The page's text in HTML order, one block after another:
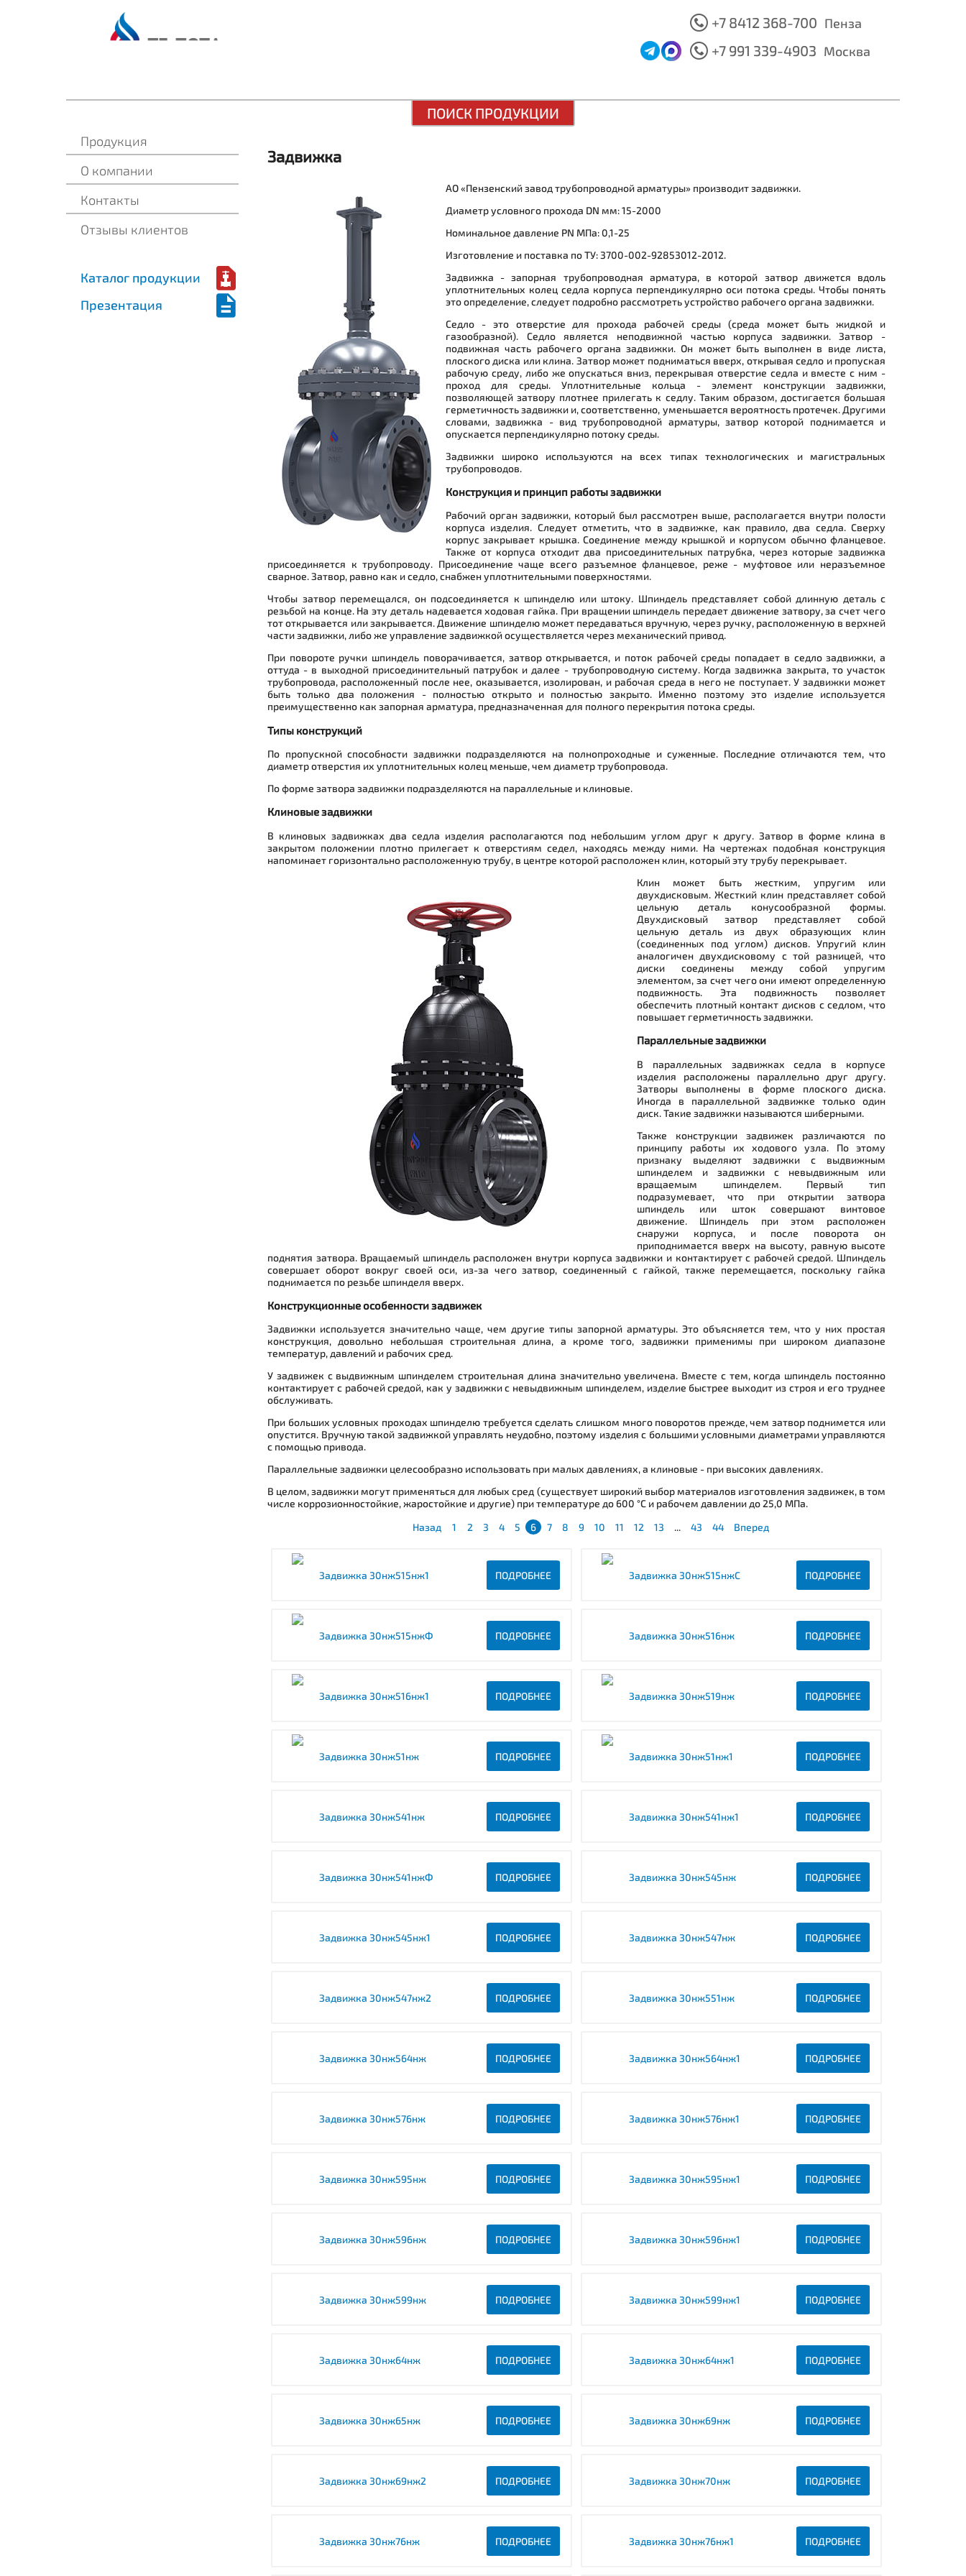
+7 8412 368-700 Пенза
+7 991 339-4903 Москва
ПОИСК ПРОДУКЦИИ
Задвижка
АО «Пензенский завод трубопроводной арматуры» производит задвижки.
Диаметр условного прохода DN мм: 15-2000
Номинальное давление PN МПа: 0,1-25
Изготовление и поставка по ТУ: 3700-002-92853012-2012.
Задвижка - запорная трубопроводная арматура, в которой затвор движется вдоль
уплотнительных колец седла корпуса перпендикулярно оси потока среды. Чтобы понять
это определение, следует подробно рассмотреть устройство рабочего органа задвижки.
Седло - это отверстие для прохода рабочей среды (среда может быть жидкой и
газообразной). Седло является неподвижной частью корпуса задвижки. Затвор -
подвижная часть рабочего органа задвижки. Он может быть выполнен в виде листа,
плоского диска или клина. Затвор может подниматься вверх, открывая седло и пропуская
рабочую среду, либо же опускаться вниз, перекрывая отверстие седла и вместе с ним -
проход для среды. Уплотнительные кольца - элемент конструкции задвижки,
позволяющей затвору плотнее прилегать к седлу. Таким образом, достигается большая
герметичность задвижки и, соответственно, уменьшается вероятность протечек. Другими
словами, задвижка - вид трубопроводной арматуры, затвор которой поднимается и
опускается перпендикулярно потоку среды.
Задвижки широко используются на всех типах технологических и магистральных
трубопроводов.
Конструкция и принцип работы задвижки
Рабочий орган задвижки, который был рассмотрен выше, располагается внутри полости
корпуса изделия. Следует отметить, что в задвижке, как правило, два седла. Сверху
корпус закрывает крышка. Соединение между крышкой и корпусом обычно фланцевое.
Также от корпуса отходит два присоединительных патрубка, через которые задвижка
присоединяется к трубопроводу. Присоединение чаще всего разъемное фланцевое, реже - муфтовое или неразъемное
сварное. Затвор, равно как и седло, снабжен уплотнительными поверхностями.
Чтобы затвор перемещался, он подсоединяется к шпинделю или штоку. Шпиндель представляет собой длинную деталь с
резьбой на конце. На эту деталь надевается ходовая гайка. При вращении шпиндель передает движение затвору, за счет чего
тот открывается или закрывается. Движение шпинделю может передаваться вручную, через ручку, расположенную в верхней
части задвижки, либо же управление задвижкой осуществляется через механический привод.
При повороте ручки шпиндель поворачивается, затвор открывается, и поток рабочей среды попадает в седло задвижки, а
оттуда - в выходной присоединительный патрубок и далее - трубопроводную систему. Когда задвижка закрыта, то участок
трубопровода, расположенный после нее, оказывается, изолирован, и рабочая среда в него не поступает. У задвижки может
быть только два положения - полностью открыто и полностью закрыто. Именно поэтому это изделие используется
преимущественно как запорная арматура, предназначенная для полного перекрытия потока среды.
Типы конструкций
По пропускной способности задвижки подразделяются на полнопроходные и суженные. Последние отличаются тем, что
диаметр отверстия их уплотнительных колец меньше, чем диаметр трубопровода.
По форме затвора задвижки подразделяются на параллельные и клиновые.
Клиновые задвижки
В клиновых задвижках два седла изделия располагаются под небольшим углом друг к другу. Затвор в форме клина в
закрытом положении плотно прилегает к отверстиям седел, находясь между ними. На чертежах подобная конструкция
напоминает горизонтально расположенную трубу, в центре которой расположен клин, который эту трубу перекрывает.
Клин может быть жестким, упругим или
двухдисковым. Жесткий клин представляет собой
цельную деталь конусообразной формы.
Двухдисковый затвор представляет собой
цельную деталь из двух образующих клин
(соединенных под углом) дисков. Упругий клин
аналогичен двухдисковому с той разницей, что
диски соединены между собой упругим
элементом, за счет чего они имеют определенную
подвижность. Эта подвижность позволяет
обеспечить плотный контакт дисков с седлом, что
повышает герметичность задвижки.
Параллельные задвижки
В параллельных задвижках седла в корпусе
изделия расположены параллельно друг другу.
Затворы выполнены в форме плоского диска.
Иногда в параллельной задвижке только один
диск. Такие задвижки называются шиберными.
Также конструкции задвижек различаются по
принципу работы их ходового узла. По этому
признаку выделяют задвижки с выдвижным
шпинделем и задвижки с невыдвижным или
вращаемым шпинделем. Первый тип
подразумевает, что при открытии затвора
шпиндель или шток совершают винтовое
движение. Шпиндель при этом расположен
снаружи корпуса, и после поворота он
приподнимается вверх на высоту, равную высоте
поднятия затвора. Вращаемый шпиндель расположен внутри корпуса задвижки и контактирует с рабочей средой. Шпиндель
совершает оборот вокруг своей оси, из-за чего затвор, соединенный с гайкой, также перемещается, поскольку гайка
поднимается по резьбе шпинделя вверх.
Конструкционные особенности задвижек
Задвижки используется значительно чаще, чем другие типы запорной арматуры. Это объясняется тем, что у них простая
конструкция, довольно небольшая строительная длина, а кроме того, задвижки применимы при широком диапазоне
температур, давлений и рабочих сред.
У задвижек с выдвижным шпинделем строительная длина значительно увеличена. Вместе с тем, когда шпиндель постоянно
контактирует с рабочей средой, как у задвижки с невыдвижным шпинделем, изделие быстрее выходит из строя и его труднее
обслуживать.
При больших условных проходах шпинделю требуется сделать слишком много поворотов прежде, чем затвор поднимется или
опустится. Вручную такой задвижкой управлять неудобно, поэтому изделия с большими условными диаметрами управляются
с помощью привода.
Параллельные задвижки целесообразно использовать при малых давлениях, а клиновые - при высоких давлениях.
В целом, задвижки могут применяться для любых сред (существует широкий выбор материалов изготовления задвижек, в том
числе коррозионностойкие, жаростойкие и другие) при температуре до 600 °C и рабочем давлении до 25,0 МПа.
Назад
1 2 3 4 5 6 7 8 9 10 11 12 13 ... 43 44 Вперед
Задвижка 30нж515нж1 ПОДРОБНЕЕ Задвижка 30нж515нжС ПОДРОБНЕЕ
Задвижка 30нж515нжФ ПОДРОБНЕЕ Задвижка 30нж516нж ПОДРОБНЕЕ
Задвижка 30нж516нж1 ПОДРОБНЕЕ Задвижка 30нж519нж ПОДРОБНЕЕ
Задвижка 30нж51нж ПОДРОБНЕЕ Задвижка 30нж51нж1 ПОДРОБНЕЕ
Задвижка 30нж541нж ПОДРОБНЕЕ Задвижка 30нж541нж1 ПОДРОБНЕЕ
Задвижка 30нж541нжФ ПОДРОБНЕЕ Задвижка 30нж545нж ПОДРОБНЕЕ
Задвижка 30нж545нж1 ПОДРОБНЕЕ Задвижка 30нж547нж ПОДРОБНЕЕ
Задвижка 30нж547нж2 ПОДРОБНЕЕ Задвижка 30нж551нж ПОДРОБНЕЕ
Задвижка 30нж564нж ПОДРОБНЕЕ Задвижка 30нж564нж1 ПОДРОБНЕЕ
Задвижка 30нж576нж ПОДРОБНЕЕ Задвижка 30нж576нж1 ПОДРОБНЕЕ
Задвижка 30нж595нж ПОДРОБНЕЕ Задвижка 30нж595нж1 ПОДРОБНЕЕ
Задвижка 30нж596нж ПОДРОБНЕЕ Задвижка 30нж596нж1 ПОДРОБНЕЕ
Задвижка 30нж599нж ПОДРОБНЕЕ Задвижка 30нж599нж1 ПОДРОБНЕЕ
Задвижка 30нж64нж ПОДРОБНЕЕ Задвижка 30нж64нж1 ПОДРОБНЕЕ
Задвижка 30нж65нж ПОДРОБНЕЕ Задвижка 30нж69нж ПОДРОБНЕЕ
Задвижка 30нж69нж2 ПОДРОБНЕЕ Задвижка 30нж70нж ПОДРОБНЕЕ
Задвижка 30нж76нж ПОДРОБНЕЕ Задвижка 30нж76нж1 ПОДРОБНЕЕ
Продукция
О компании
Контакты
Отзывы клиентов
Каталог продукции
Презентация